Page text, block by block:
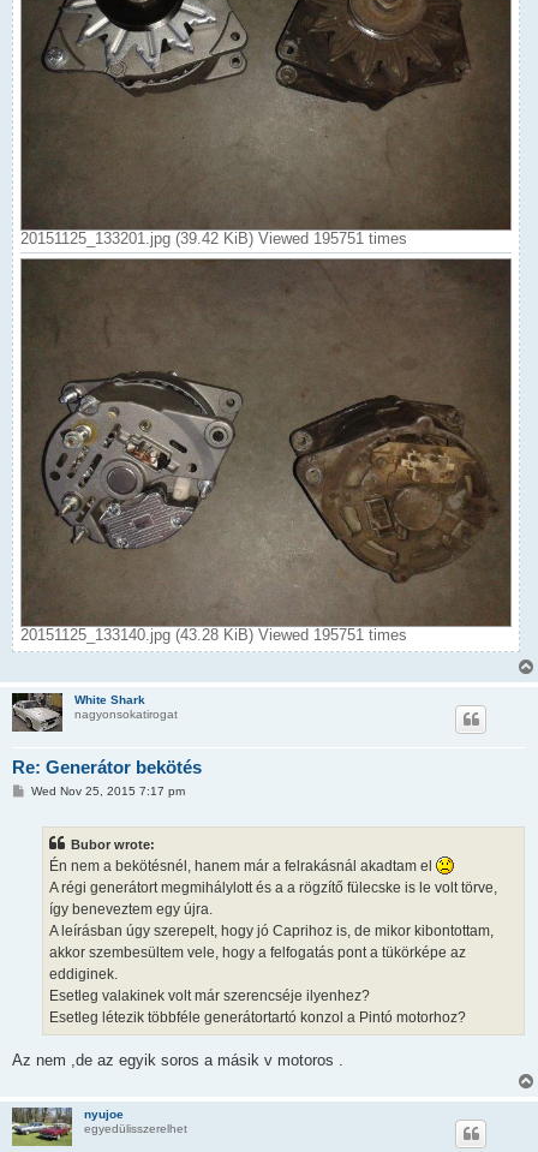
20151125_133201.jpg (39.42 KiB) Viewed 195751 times
20151125_133140.jpg (43.28 KiB) Viewed 195751 times
White Shark
nagyonsokatirogat
Re: Generátor bekötés
PWed Nov 25, 2015 7:17 pm
Bubor wrote:
Én nem a bekötésnél, hanem már a felrakásnál akadtam el
A régi generátort megmihálylott és a a rögzítő fülecske is le volt törve,
így beneveztem egy újra.
A leírásban úgy szerepelt, hogy jó Caprihoz is, de mikor kibontottam,
akkor szembesültem vele, hogy a felfogatás pont a tükörképe az
eddiginek.
Esetleg valakinek volt már szerencséje ilyenhez?
Esetleg létezik többféle generátortartó konzol a Pintó motorhoz?
Az nem ,de az egyik soros a másik v motoros .
nyujoe
egyedülisszerelhet